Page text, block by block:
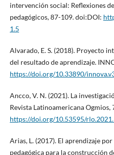
intervención social: Reflexiones
pedagógicos, 87-109. doi:DOI:
1.5
Alvarado, E. S. (2018). Proyecto
del resultado de aprendizaje.
https://doi.org/10.33890/
Ancco, V. N. (2021). La
Revista Latinoamericana Ogmios,
https://doi.org/10.53595/
Arias, L. (2017). El aprendizaje
pedagógica para la construcción